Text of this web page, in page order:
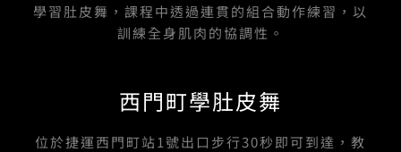
學習肚皮舞，課程中透過連貫的組合動作練習，以
訓練全身肌肉的協調性。
西門町學肚皮舞
位於捷運西門町站1號出口步行30秒即可到達，教